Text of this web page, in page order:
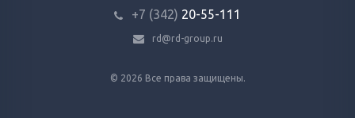
© 2026 Все права защищены.
+7 (342) 20-55-111
rd@rd-group.ru